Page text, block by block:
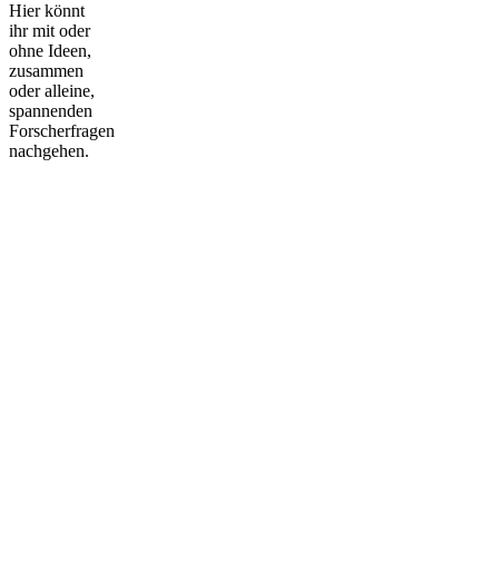
Hier könnt
ihr mit oder
ohne Ideen,
zusammen
oder alleine,
spannenden
Forscherfragen
nachgehen.